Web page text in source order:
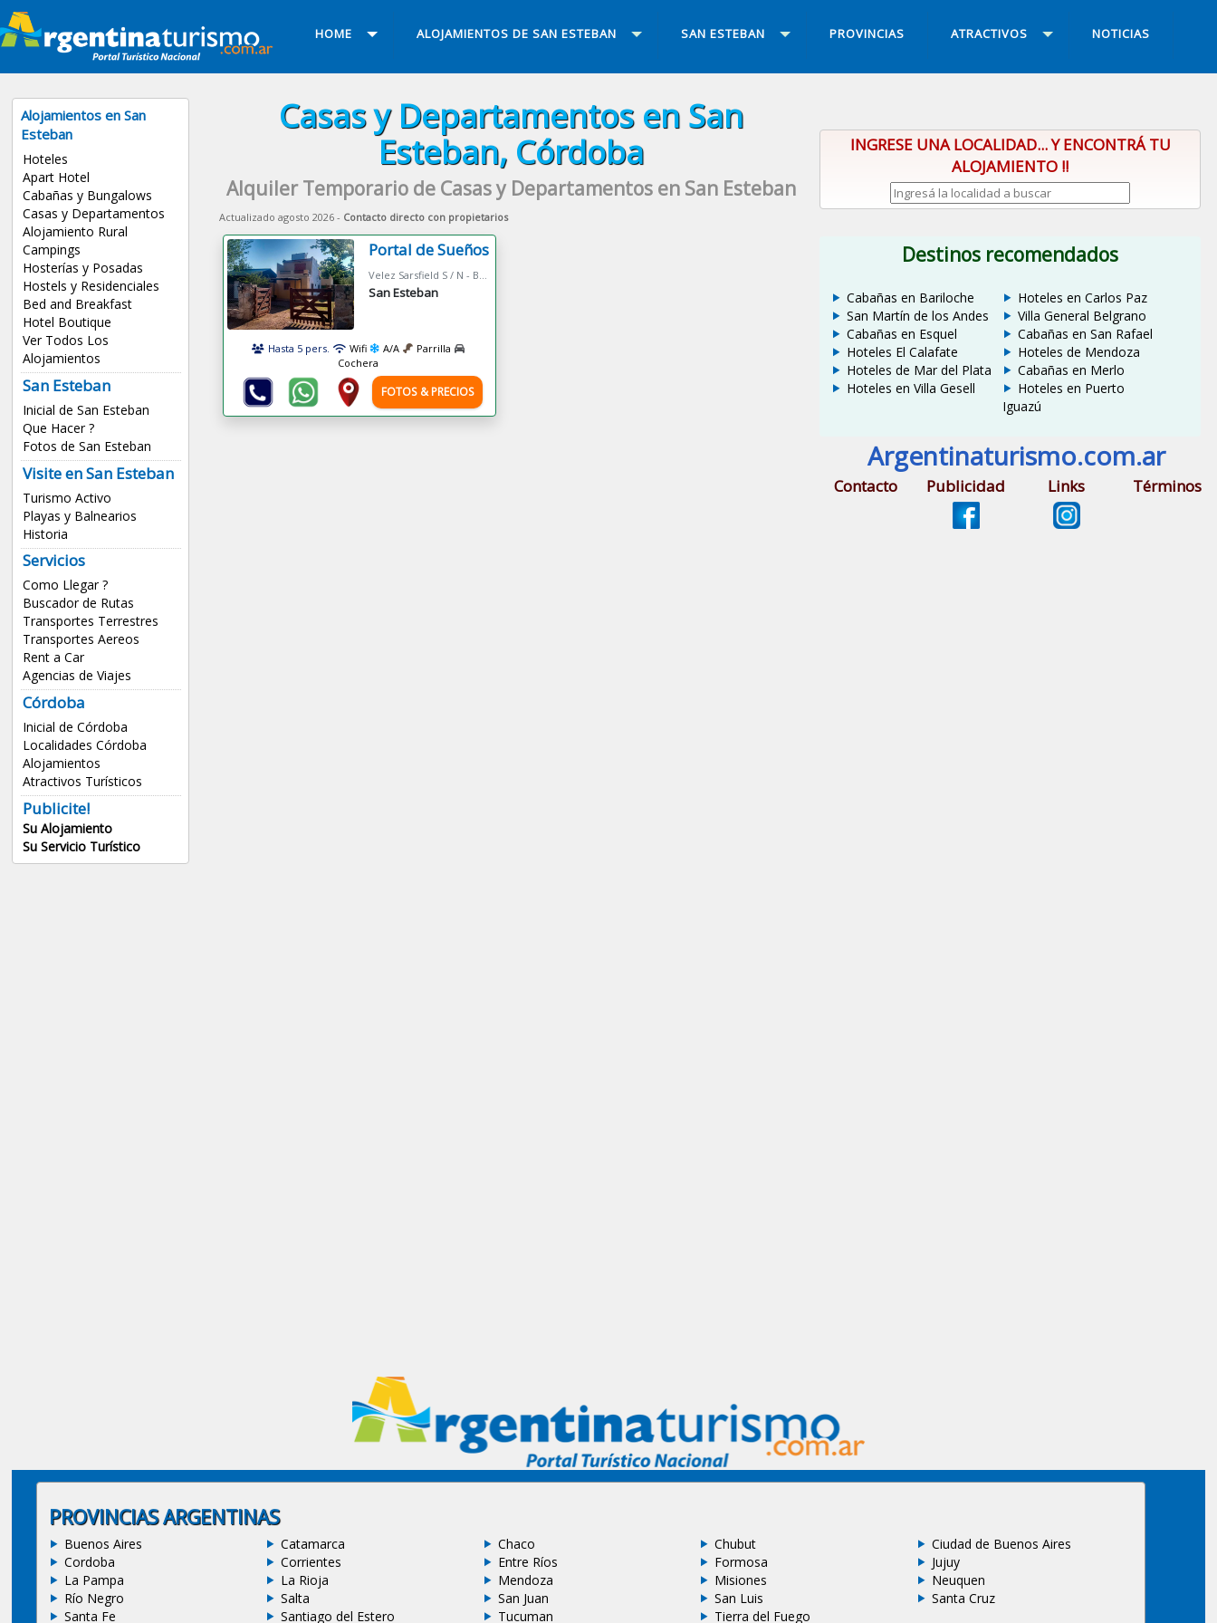
HOME ALOJAMIENTOS DE SAN ESTEBAN SAN ESTEBAN PROVINCIAS ATRACTIVOS NOTICIAS
Alojamientos en San
Esteban
Hoteles
Apart Hotel
Cabañas y Bungalows
Casas y Departamentos
Alojamiento Rural
Campings
Hosterías y Posadas
Hostels y Residenciales
Bed and Breakfast
Hotel Boutique
Ver Todos Los
Alojamientos
San Esteban
Inicial de San Esteban
Que Hacer ?
Fotos de San Esteban
Visite en San Esteban
Turismo Activo
Playas y Balnearios
Historia
Servicios
Como Llegar ?
Buscador de Rutas
Transportes Terrestres
Transportes Aereos
Rent a Car
Agencias de Viajes
Córdoba
Inicial de Córdoba
Localidades Córdoba
Alojamientos
Atractivos Turísticos
Publicite!
Su Alojamiento
Su Servicio Turístico
Casas y Departamentos en San
Esteban, Córdoba
Alquiler Temporario de Casas y Departamentos en San Esteban
Actualizado agosto 2026 - Contacto directo con propietarios
Portal de Sueños
San Esteban
Hasta 5 pers. Wifi A/A
Parrilla
Cochera
FOTOS & PRECIOS
INGRESE UNA LOCALIDAD... Y ENCONTRÁ TU
ALOJAMIENTO !!
Destinos recomendados
Cabañas en Bariloche
San Martín de los Andes
Cabañas en Esquel
Hoteles El Calafate
Hoteles de Mar del Plata
Hoteles en Villa Gesell
Hoteles en Carlos Paz
Villa General Belgrano
Cabañas en San Rafael
Hoteles de Mendoza
Cabañas en Merlo
Hoteles en Puerto
Iguazú
Argentinaturismo.com.ar
Contacto Publicidad Links Términos
PROVINCIAS ARGENTINAS
Buenos Aires Catamarca Chaco Chubut
Ciudad de Buenos Aires
Cordoba
Corrientes Entre Ríos Formosa
Jujuy
La Pampa
La Rioja Mendoza Misiones
Neuquen
Río Negro
Salta San Juan San Luis
Santa Cruz
Santa Fe
Santiago del Estero Tucuman Tierra del Fuego